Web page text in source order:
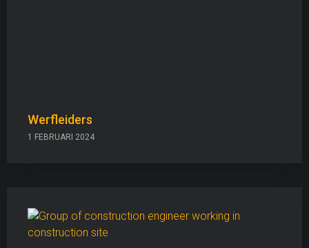
Werfleiders
1 FEBRUARI 2024